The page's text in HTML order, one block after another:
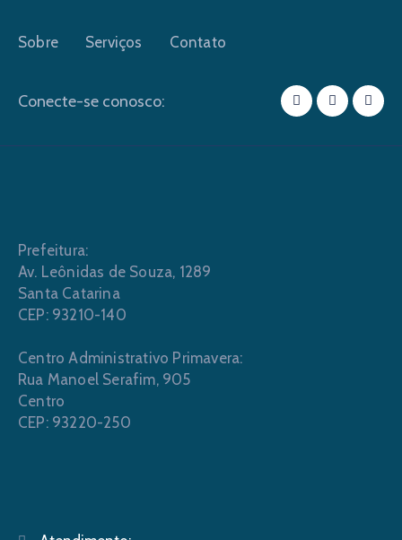
Sobre Serviços Contato
Conecte-se conosco:
Prefeitura:
Av. Leônidas de Souza, 1289
Santa Catarina
CEP: 93210-140
Centro Administrativo Primavera:
Rua Manoel Serafim, 905
Centro
CEP: 93220-250